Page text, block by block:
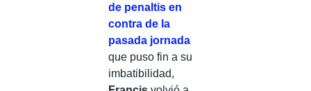
de penaltis en
contra de la
pasada jornada
que puso fin a su
imbatibilidad,